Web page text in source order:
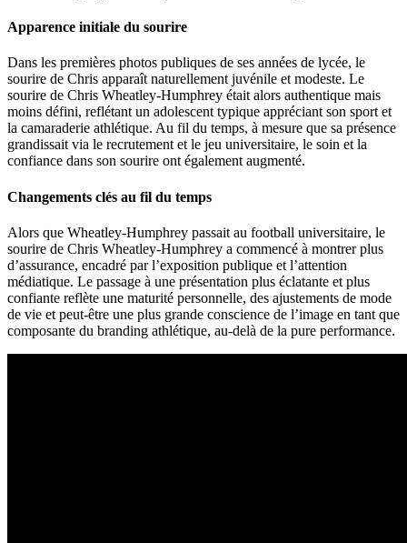
Apparence initiale du sourire
Dans les premières photos publiques de ses années de lycée, le
sourire de Chris apparaît naturellement juvénile et modeste. Le
sourire de Chris Wheatley-Humphrey était alors authentique mais
moins défini, reflétant un adolescent typique appréciant son sport et
la camaraderie athlétique. Au fil du temps, à mesure que sa présence
grandissait via le recrutement et le jeu universitaire, le soin et la
confiance dans son sourire ont également augmenté.
Changements clés au fil du temps
Alors que Wheatley-Humphrey passait au football universitaire, le
sourire de Chris Wheatley-Humphrey a commencé à montrer plus
d’assurance, encadré par l’exposition publique et l’attention
médiatique. Le passage à une présentation plus éclatante et plus
confiante reflète une maturité personnelle, des ajustements de mode
de vie et peut-être une plus grande conscience de l’image en tant que
composante du branding athlétique, au-delà de la pure performance.